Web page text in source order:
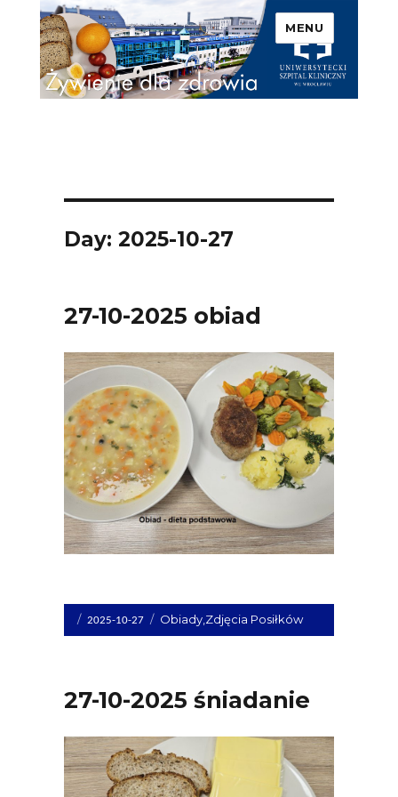
Uniwersytecki Szpital
Kliniczny we Wrocławiu –
Żywienie dla zdrowia
MENU
Day: 2025-10-27
27-10-2025 obiad
Opublikowano
dnia
2025-10-27 Kategorie
Obiady, Zdjęcia Posiłków
27-10-2025 śniadanie